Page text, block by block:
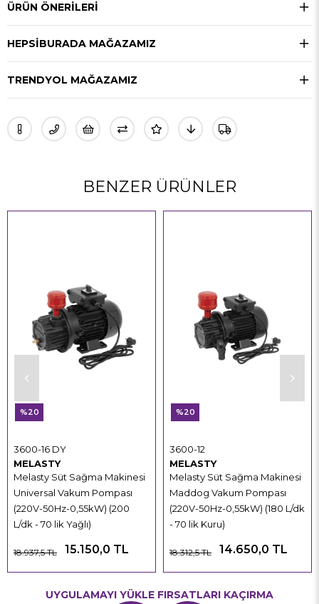
ÜRÜN ÖNERILERI
HEPSIBURADA MAĞAZAMIZ
TRENDYOL MAĞAZAMIZ
BENZER ÜRÜNLER
MELASTY
Melasty Süt Sağma Makinesi
Universal Vakum Pompası
(220V-50Hz-0,55kW) (200
L/dk - 70 lik Yağlı)
3600-16 DY
15.150,0 TL
18.937,5 TL
%20
MELASTY
Melasty Süt Sağma Makinesi
Maddog Vakum Pompası
(220V-50Hz-0,55kW) (180 L/dk
- 70 lik Kuru)
3600-12
14.650,0 TL
18.312,5 TL
%20
UYGULAMAYI YÜKLE FIRSATLARI KAÇIRMA